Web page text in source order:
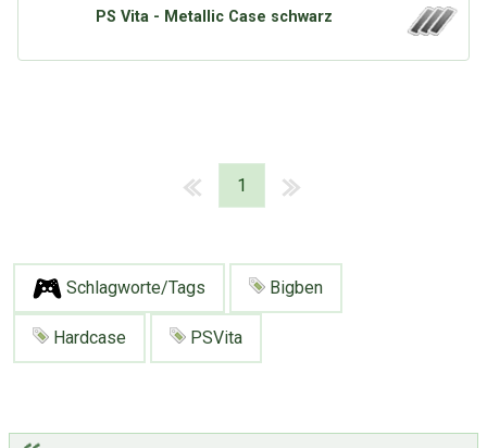
PS Vita - Metallic Case schwarz
1
Schlagworte/Tags Bigben
Hardcase PSVita